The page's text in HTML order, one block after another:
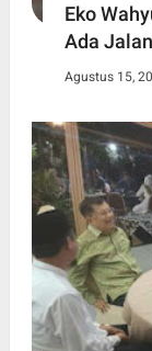
Eko
Ada Jalan
Agustus 15,